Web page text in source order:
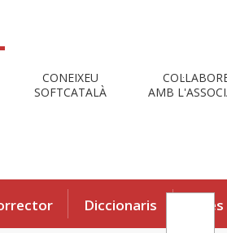
CONEIXEU
SOFTCATALÀ
AMB
Diccionaris Eines